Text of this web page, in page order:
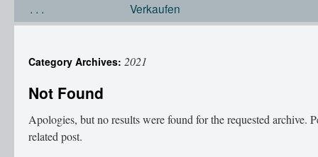
. . .
Verkaufen
Category Archives: 2021
Not Found
Apologies, but no results were found for the requested archive.
related post.